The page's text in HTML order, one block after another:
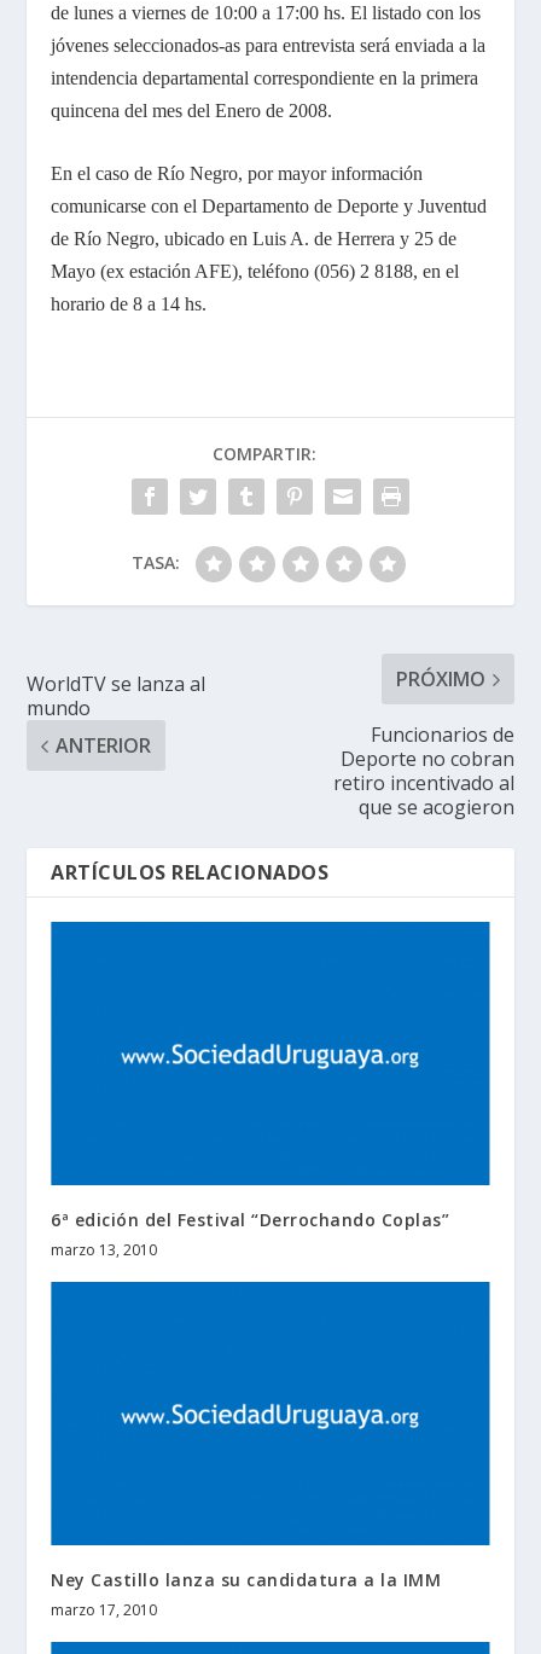
de lunes a viernes de 10:00 a 17:00 hs.El listado con los
jóvenes seleccionados-as para entrevista será enviada a la
intendencia departamental correspondiente en la primera
quincena del mes del Enero de 2008.
En el caso de Río Negro, por mayor información
comunicarse con el Departamento de Deporte y Juventud
de Río Negro, ubicado en Luis A. de Herrera y 25 de
Mayo (ex estación AFE), teléfono (056) 2 8188, en el
horario de 8 a 14 hs.
COMPARTIR:
TASA:
WorldTV se lanza al
mundo
ANTERIOR
PRÓXIMO
Funcionarios de
Deporte no cobran
retiro incentivado al
que se acogieron
ARTÍCULOS RELACIONADOS
6ª edición del Festival “Derrochando Coplas”
marzo 13, 2010
Ney Castillo lanza su candidatura a la IMM
marzo 17, 2010